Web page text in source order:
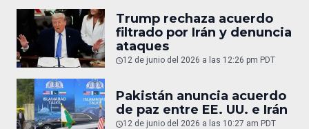
Trump rechaza acuerdo
filtrado por Irán y denuncia
ataques
12 de junio del 2026 a las 12:26 pm PDT
Pakistán anuncia acuerdo
de paz entre EE. UU. e Irán
12 de junio del 2026 a las 10:27 am PDT